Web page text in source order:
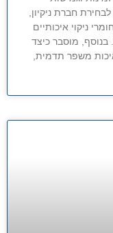
חברת ניקיון,
ניקוי איכותיים
בנוסף, מוסבר כיצד
משפר תדמית,